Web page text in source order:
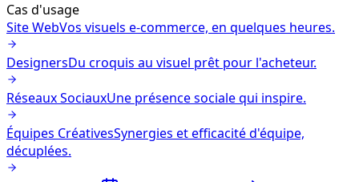
Cas d'usage
Site WebVos visuels e-commerce, en quelques heures.
DesignersDu croquis au visuel prêt pour l'acheteur.
Réseaux SociauxUne présence sociale qui inspire.
Équipes CréativesSynergies et efficacité d'équipe,
décuplées.